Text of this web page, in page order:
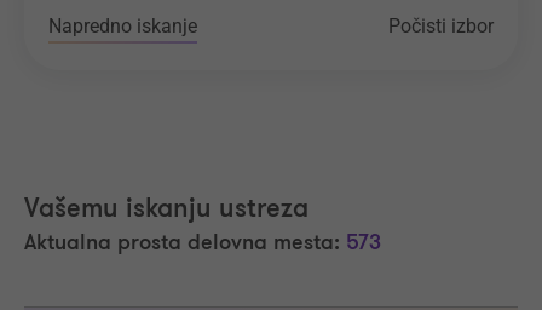
Napredno iskanje Počisti izbor
Vašemu iskanju ustreza
Aktualna prosta delovna mesta: 573